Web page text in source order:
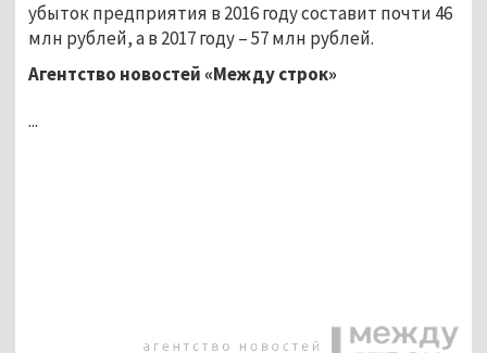
убыток предприятия в 2016 году составит почти 46
млн рублей, а в 2017 году – 57 млн рублей.
Агентство новостей «Между строк»
...